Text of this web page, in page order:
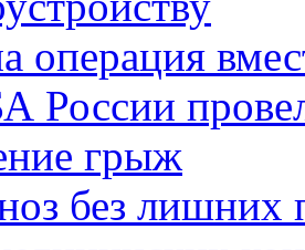
операция
грыж
без лишних